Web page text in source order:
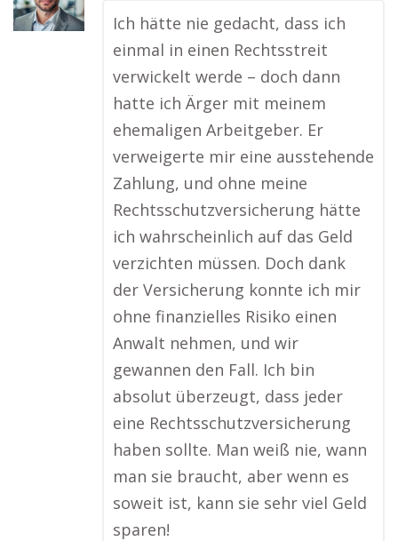
Ich hätte nie gedacht, dass ich
einmal in einen Rechtsstreit
verwickelt werde – doch dann
hatte ich Ärger mit meinem
ehemaligen Arbeitgeber. Er
verweigerte mir eine ausstehende
Zahlung, und ohne meine
Rechtsschutzversicherung hätte
ich wahrscheinlich auf das Geld
verzichten müssen. Doch dank
der Versicherung konnte ich mir
ohne finanzielles Risiko einen
Anwalt nehmen, und wir
gewannen den Fall. Ich bin
absolut überzeugt, dass jeder
eine Rechtsschutzversicherung
haben sollte. Man weiß nie, wann
man sie braucht, aber wenn es
soweit ist, kann sie sehr viel Geld
sparen!